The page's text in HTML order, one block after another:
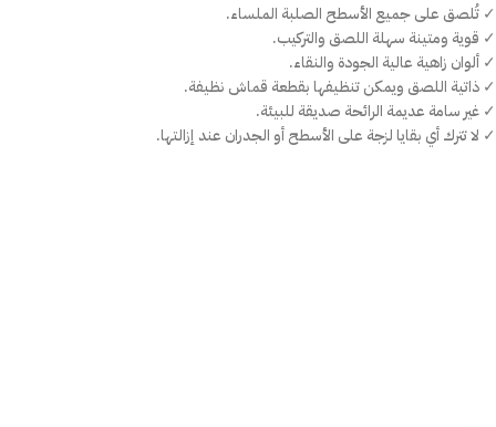
✓ تُلصق على جميع الأسطح الصلبة الملساء.
✓ قوية ومتينة سهلة اللصق والتركيب.
✓ ألوان زاهية عالية الجودة والنقاء.
✓ ذاتية اللصق ويمكن تنظيفها بقطعة قماش نظيفة.
✓ غير سامة عديمة الرائحة صديقة للبيئة.
✓ لا تترك أي بقايا لزجة على الأسطح أو الجدران عند إزالتها.